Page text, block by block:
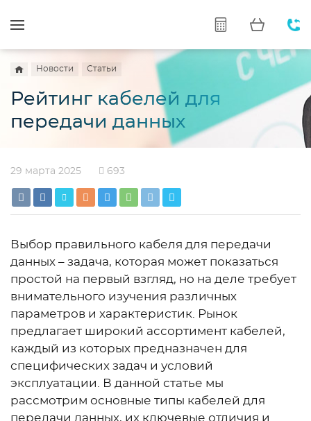
Новости Статьи
Рейтинг кабелей для
передачи данных
29 марта 2025 693
Выбор правильного кабеля для передачи
данных – задача, которая может показаться
простой на первый взгляд, но на деле требует
внимательного изучения различных
параметров и характеристик. Рынок
предлагает широкий ассортимент кабелей,
каждый из которых предназначен для
специфических задач и условий
эксплуатации. В данной статье мы
рассмотрим основные типы кабелей для
передачи данных, их ключевые отличия и